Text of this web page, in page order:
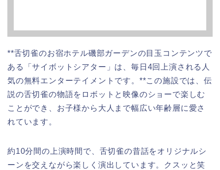
**舌切雀のお宿ホテル磯部ガーデンの目玉コンテンツで
ある「サイボットシアター」は、毎日4回上演される人
気の無料エンターテイメントです。**この施設では、伝
説の舌切雀の物語をロボットと映像のショーで楽しむ
ことができ、お子様から大人まで幅広い年齢層に愛さ
れています。
約10分間の上演時間で、舌切雀の昔話をオリジナルシ
ーンを交えながら楽しく演出しています。クスッと笑